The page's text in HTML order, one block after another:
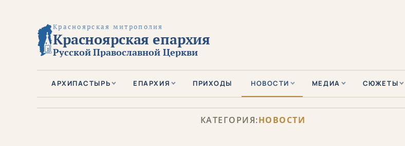
Красноярская митрополия
Красноярская епархия
Русской Православной Церкви
АРХИПАСТЫРЬ ЕПАРХИЯ ПРИХОДЫ НОВОСТИ МЕДИА СЮЖЕТЫ
КАТЕГОРИЯ:НОВОСТИ